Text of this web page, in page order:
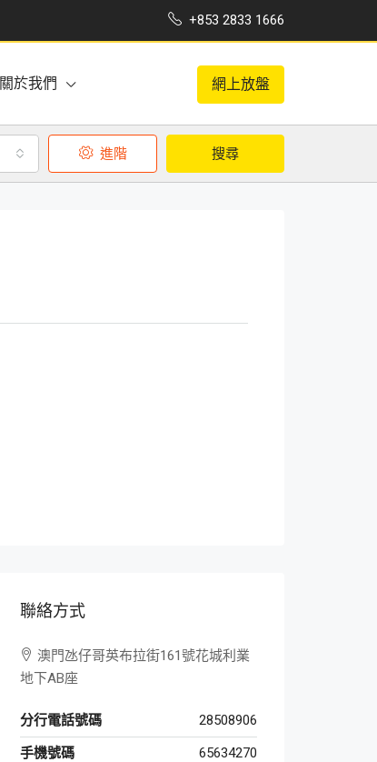
+853 2833 1666
關於我們 網上放盤
進階 搜尋
聯絡方式
澳門氹仔哥英布拉街161號花城利業
地下AB座
分行電話號碼
28508906
手機號碼
65634270